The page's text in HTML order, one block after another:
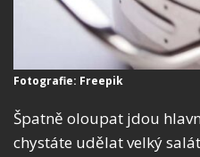
Fotografie: Freepik
Špatně oloupat jdou
chystáte udělat velký